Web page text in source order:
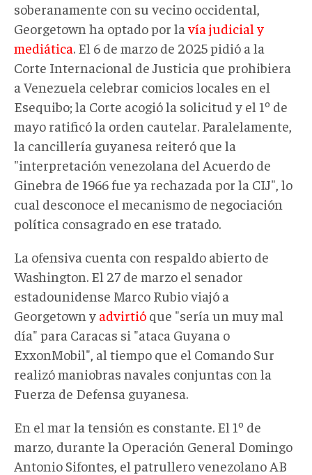
soberanamente con su vecino occidental,
Georgetown ha optado por lavía judicial y
mediática. El 6 de marzo de 2025 pidió a la
Corte Internacional de Justicia que prohibiera
a Venezuela celebrar comicios locales en el
Esequibo; la Corte acogió la solicitud y el 1º de
mayo ratificó la orden cautelar. Paralelamente,
la cancillería guyanesa reiteró que la
"interpretación venezolana del Acuerdo de
Ginebra de 1966 fue ya rechazada por la CIJ", lo
cual desconoce el mecanismo de negociación
política consagrado en ese tratado.
La ofensiva cuenta con respaldo abierto de
Washington. El 27 de marzo el senador
estadounidense Marco Rubio viajó a
Georgetown y advirtió que "sería un muy mal
día" para Caracas si "ataca Guyana o
ExxonMobil", al tiempo que el Comando Sur
realizó maniobras navales conjuntas con la
Fuerza de Defensa guyanesa.
En el mar la tensión es constante. El 1º de
marzo, durante la Operación General Domingo
Antonio Sifontes, el patrullero venezolano AB